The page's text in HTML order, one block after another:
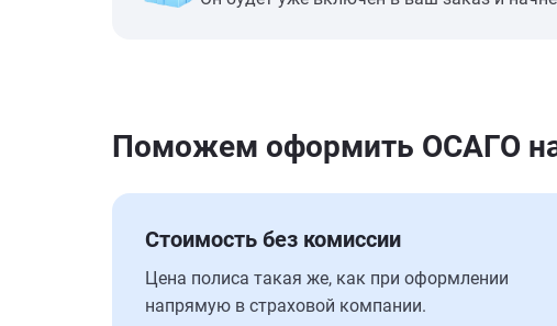
Поможем оформить ОСАГО на
Стоимость без комиссии
Цена полиса такая же, как при оформлении
напрямую в страховой компании.